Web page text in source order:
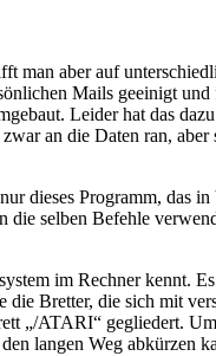
aber auf
Mails geeinigt
Leider hat das
an die Daten ran,
dieses Programm,
selben Befehle
im Rechner kennt.
Bretter, die sich mit
„/ATARI“ gegliedert.
langen Weg abkürzen